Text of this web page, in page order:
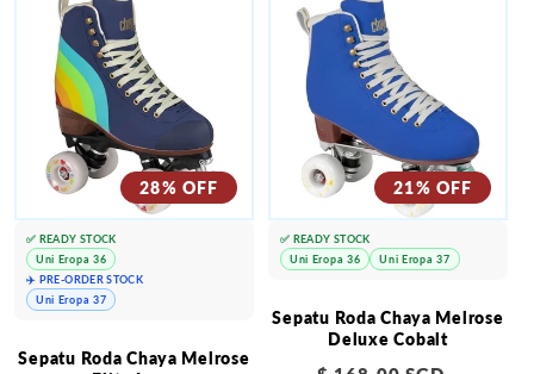
28% OFF
Sepatu Roda Chaya Melrose
✅ READY STOCK
Uni Eropa 36
✈️ PRE-ORDER STOCK
Uni Eropa 37
21% OFF
Sepatu Roda Chaya Melrose
Deluxe Cobalt
✅ READY STOCK
Uni Eropa 36
Uni Eropa 37